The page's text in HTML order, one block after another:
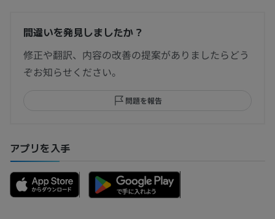
間違いを発見しましたか？
修正や翻訳、内容の改善の提案がありましたらどう
ぞお知らせください。
問題を報告
アプリを入手